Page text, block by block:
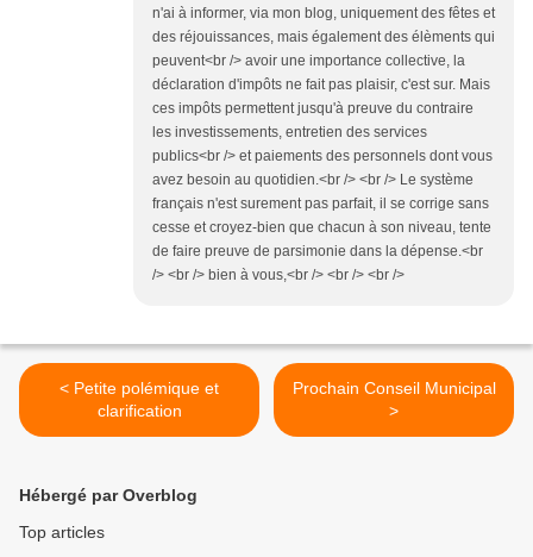
n'ai à informer, via mon blog, uniquement des fêtes et
des réjouissances, mais également des élèments qui
peuvent<br /> avoir une importance collective, la
déclaration d'impôts ne fait pas plaisir, c'est sur. Mais
ces impôts permettent jusqu'à preuve du contraire
les investissements, entretien des services
publics<br /> et paiements des personnels dont vous
avez besoin au quotidien.<br /> <br /> Le système
français n'est surement pas parfait, il se corrige sans
cesse et croyez-bien que chacun à son niveau, tente
de faire preuve de parsimonie dans la dépense.<br
/> <br /> bien à vous,<br /> <br /> <br />
< Petite polémique et
clarification
Prochain Conseil Municipal
>
Hébergé par Overblog
Top articles